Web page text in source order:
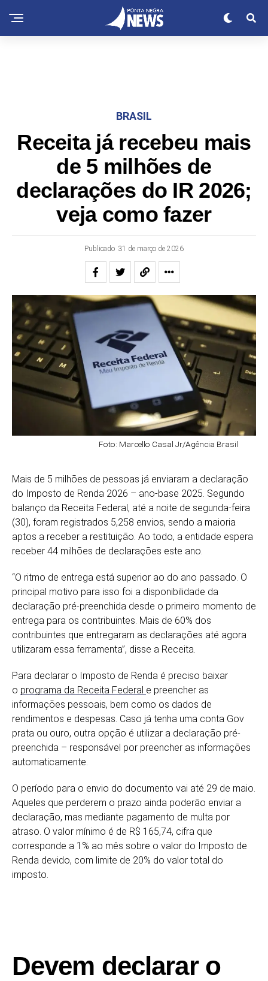
BRASIL
Receita já recebeu mais
de 5 milhões de
declarações do IR 2026;
veja como fazer
Publicado 31 de março de 2026
Foto: Marcello Casal Jr/Agência Brasil
Mais de 5 milhões de pessoas já enviaram a declaração
do Imposto de Renda 2026 – ano-base 2025. Segundo
balanço da Receita Federal, até a noite de segunda-feira
(30), foram registrados 5,258 envios, sendo a maioria
aptos a receber a restituição. Ao todo, a entidade espera
receber 44 milhões de declarações este ano.
“O ritmo de entrega está superior ao do ano passado. O
principal motivo para isso foi a disponibilidade da
declaração pré-preenchida desde o primeiro momento de
entrega para os contribuintes. Mais de 60% dos
contribuintes que entregaram as declarações até agora
utilizaram essa ferramenta”, disse a Receita.
Para declarar o Imposto de Renda é preciso baixar
o programa da Receita Federal e preencher as
informações pessoais, bem como os dados de
rendimentos e despesas. Caso já tenha uma conta Gov
prata ou ouro, outra opção é utilizar a declaração pré-
preenchida – responsável por preencher as informações
automaticamente.
O período para o envio do documento vai até 29 de maio.
Aqueles que perderem o prazo ainda poderão enviar a
declaração, mas mediante pagamento de multa por
atraso. O valor mínimo é de R$ 165,74, cifra que
corresponde a 1% ao mês sobre o valor do Imposto de
Renda devido, com limite de 20% do valor total do
imposto.
Devem declarar o